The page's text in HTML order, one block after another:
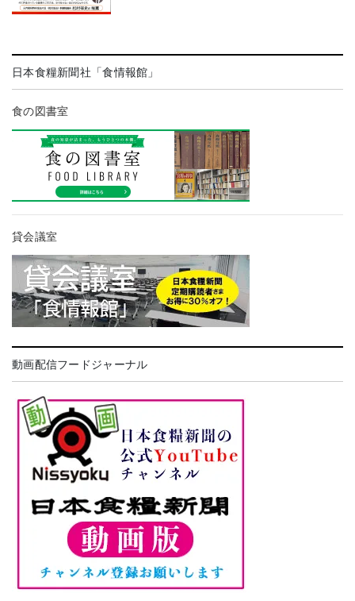
日本食糧新聞社「食情報館」
食の図書室
貸会議室
動画配信フードジャーナル